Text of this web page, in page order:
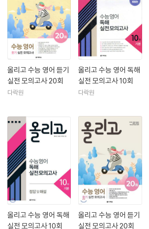
올리고 수능 영어 듣기
실전 모의고사 20회
다락원
올리고 수능 영어 독해
실전 모의고사 10회
다락원
올리고 수능 영어 독해
실전 모의고사 10회
올리고 수능 영어 듣기
실전 모의고사 20회